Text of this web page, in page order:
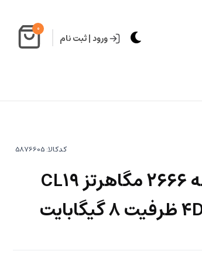
ورود|ثبت نام
0
کدکالا:
رم دسکتاپ DDR4 تک کاناله 2666 مگاهرتز CL19